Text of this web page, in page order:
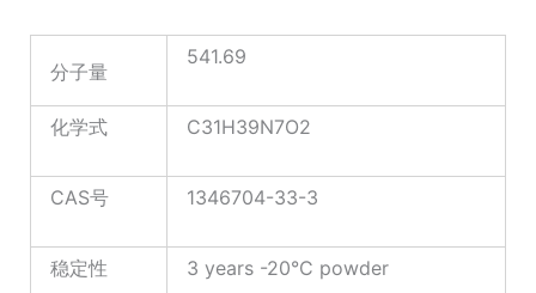
分子量
541.69
化学式 C31H39N7O2
CAS号 1346704-33-3
稳定性 3 years -20°C powder